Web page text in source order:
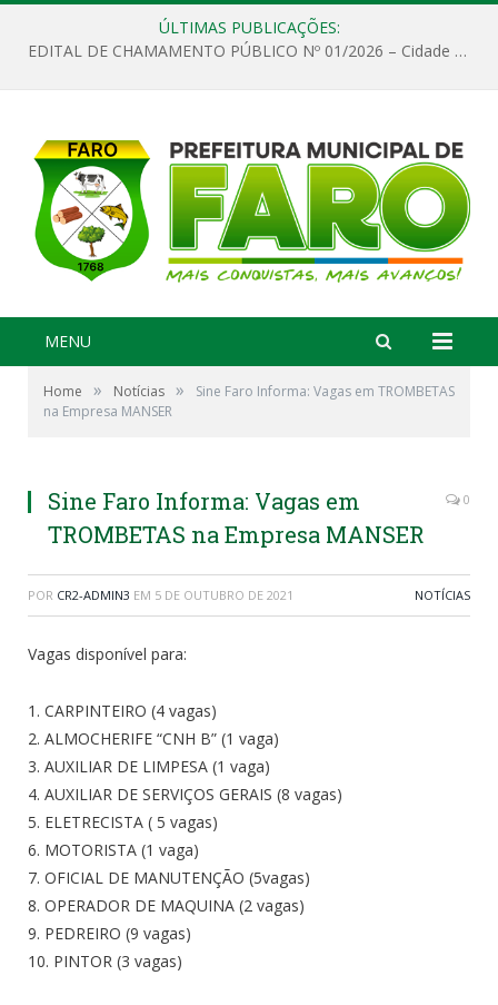
ÚLTIMAS PUBLICAÇÕES:
EDITAL DE CHAMAMENTO PÚBLICO Nº 01/2026 – Cidade de Faro
MENU
Home » Notícias »
Sine Faro Informa: Vagas em TROMBETAS
na Empresa MANSER
Sine Faro Informa: Vagas em
TROMBETAS na Empresa MANSER
0
POR CR2-ADMIN3 EM 5 DE OUTUBRO DE 2021 NOTÍCIAS
Vagas disponível para:
1. CARPINTEIRO (4 vagas)
2. ALMOCHERIFE “CNH B” (1 vaga)
3. AUXILIAR DE LIMPESA (1 vaga)
4. AUXILIAR DE SERVIÇOS GERAIS (8 vagas)
5. ELETRECISTA ( 5 vagas)
6. MOTORISTA (1 vaga)
7. OFICIAL DE MANUTENÇÃO (5vagas)
8. OPERADOR DE MAQUINA (2 vagas)
9. PEDREIRO (9 vagas)
10. PINTOR (3 vagas)